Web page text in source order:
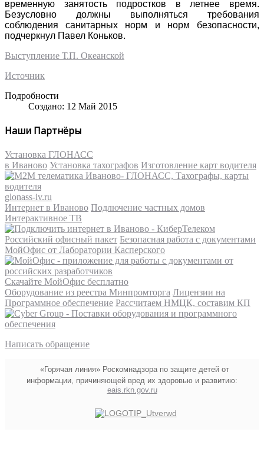
временную занятость подростков в летнее время.
Безусловно должны выполняться требования
соблюдения санитарных норм и норм безопасности,
подчеркнул Павел Коньков.
Выступление Т.П. Океанской
Источник
Подробности
Создано: 12 Май 2015
Наши Партнёры
Установка ГЛОНАСС
в Иваново Установка тахографов Изготовление карт водителя
glonass-iv.ru
Интернет в Иваново Подлючение частных домов
Интерактивное ТВ
Российский офисный пакет Безопасная работа с документами
МойОфис от Лаборатории Касперского
Скачайте МойОфис бесплатно
Оборудование из реестра Минпромторга Лицензии на
Программное обеспечение Рассчитаем НМЦК, составим КП
Написать обращение
«Горячая линия» Роскомнадзора по защите детей от
информации, причиняющей вред их здоровью и развитию:
eais.rkn.gov.ru